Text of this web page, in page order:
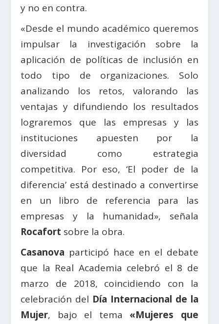
y no en contra.
«Desde el mundo académico queremos
impulsar la investigación sobre la
aplicación de políticas de inclusión en
todo tipo de organizaciones. Solo
analizando los retos, valorando las
ventajas y difundiendo los resultados
lograremos que las empresas y las
instituciones apuesten por la
diversidad como estrategia
competitiva. Por eso, ‘El poder de la
diferencia’ está destinado a convertirse
en un libro de referencia para las
empresas y la humanidad», señala
Rocafort sobre la obra.
Casanova participó hace en el debate
que la Real Academia celebró el 8 de
marzo de 2018, coincidiendo con la
celebración del Día Internacional de la
Mujer, bajo el tema «Mujeres que